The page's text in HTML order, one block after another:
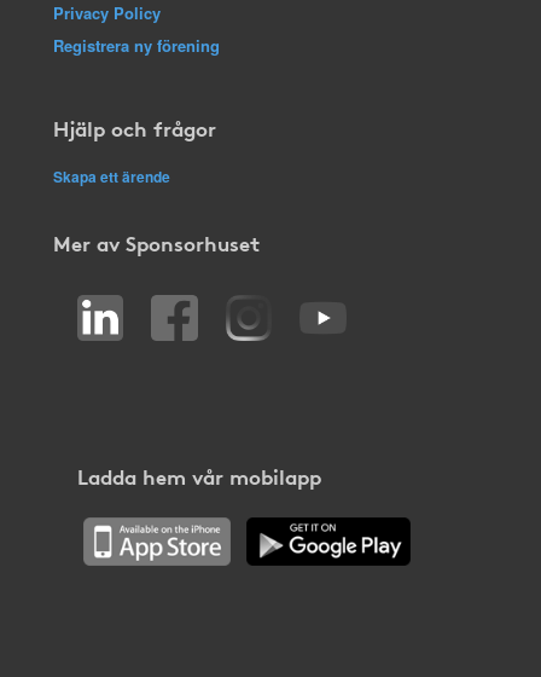
Privacy Policy
Registrera ny förening
Hjälp och frågor
Skapa ett ärende
Mer av Sponsorhuset
Ladda hem vår mobilapp